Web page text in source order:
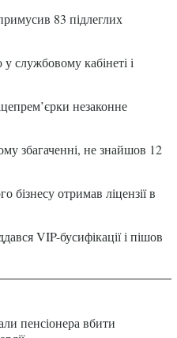
83 підлеглих
службовому кабінеті і
незаконне
збагаченні, не знайшов 12
бізнесу отримав ліцензії в
VIP-бусифікації і пішов
пенсіонера вбити